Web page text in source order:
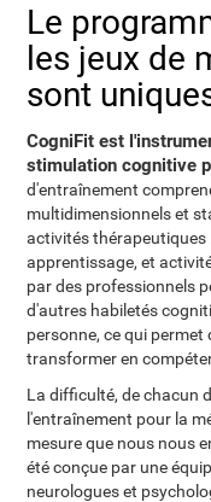
Le
les jeux de
sont
CogniFit est
stimulation cognitive
d'entraînement
multidimensionnels et
activités thérapeutiques
apprentissage, et
par des professionnels
d'autres habiletés
personne, ce qui
transformer en
La difficulté, de chacun
l'entraînement pour la
mesure que nous nous
été conçue par une
neurologues et